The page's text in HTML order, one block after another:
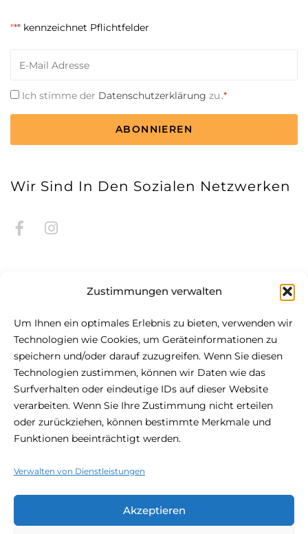
Zustimmungen verwalten
Um Ihnen ein optimales Erlebnis zu bieten, verwenden wir
Technologien wie Cookies, um Geräteinformationen zu
speichern und/oder darauf zuzugreifen. Wenn Sie diesen
Technologien zustimmen, können wir Daten wie das
Surfverhalten oder eindeutige IDs auf dieser Website
verarbeiten. Wenn Sie Ihre Zustimmung nicht erteilen
oder zurückziehen, können bestimmte Merkmale und
Funktionen beeinträchtigt werden.
Verwalten von Dienstleistungen
Akzeptieren
"*" kennzeichnet Pflichtfelder
*
Einwilligung
*
Ich stimme der Datenschutzerklärung zu.*
CAPTCHA
Wir Sind In Den Sozialen Netzwerken
Über Be.HOTEL
Das im Herzen von St. Julian's gelegene be.HOTEL ist die
Definition von modernem städtischem Komfort. Das
zentral gelegene 4-Sterne-Hotel ist der perfekte Ort für
Ihren Besuch auf Malta, mit dem Strand in unmittelbarer
Nähe und den Einkaufsmöglichkeiten und dem Nachtleben